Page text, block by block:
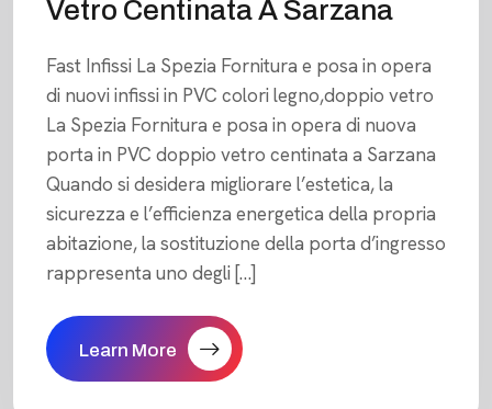
Vetro Centinata A Sarzana
Fast Infissi La Spezia Fornitura e posa in opera
di nuovi infissi in PVC colori legno,doppio vetro
La Spezia Fornitura e posa in opera di nuova
porta in PVC doppio vetro centinata a Sarzana
Quando si desidera migliorare l’estetica, la
sicurezza e l’efficienza energetica della propria
abitazione, la sostituzione della porta d’ingresso
rappresenta uno degli […]
Learn More